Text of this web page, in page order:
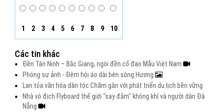
1 2 3 4 5 6 7 8 9 10
Các tin khác
Đền Tân Ninh – Bắc Giang, ngôi đền cổ đạo Mẫu Việt Nam
Phóng sự ảnh - Đêm hội áo dài bên sông Hương
Lan tỏa văn hóa dân tộc Chăm gắn với phát triển du lịch bền vững
Nhà vô địch Flyboard thế giới "say đắm" không khí và người dân Đà
Nẵng